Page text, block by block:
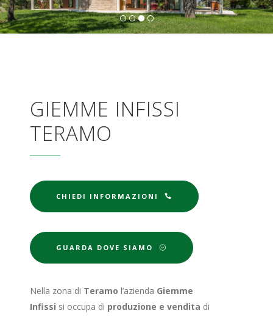
GIEMME INFISSI
TERAMO
CHIEDI INFORMAZIONI
GUARDA DOVE SIAMO
Nella zona di Teramo l’azienda Giemme
Infissi si occupa di produzione e vendita di